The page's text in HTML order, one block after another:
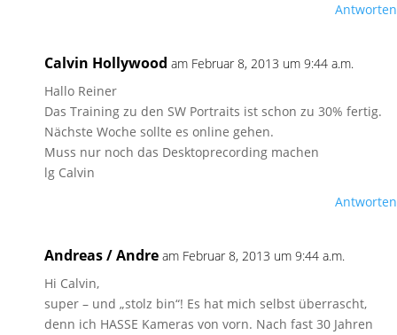
Antworten
Calvin Hollywood am Februar 8, 2013 um 9:44 a.m.
Hallo Reiner
Das Training zu den SW Portraits ist schon zu 30% fertig.
Nächste Woche sollte es online gehen.
Muss nur noch das Desktoprecording machen
lg Calvin
Antworten
Andreas / Andre am Februar 8, 2013 um 9:44 a.m.
Hi Calvin,
super – und „stolz bin“! Es hat mich selbst überrascht,
denn ich HASSE Kameras von vorn. Nach fast 30 Jahren